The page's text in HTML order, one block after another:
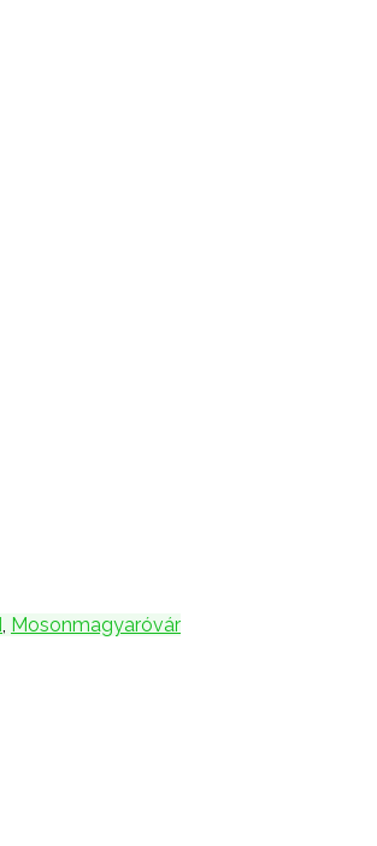
, Mosonmagyaróvár